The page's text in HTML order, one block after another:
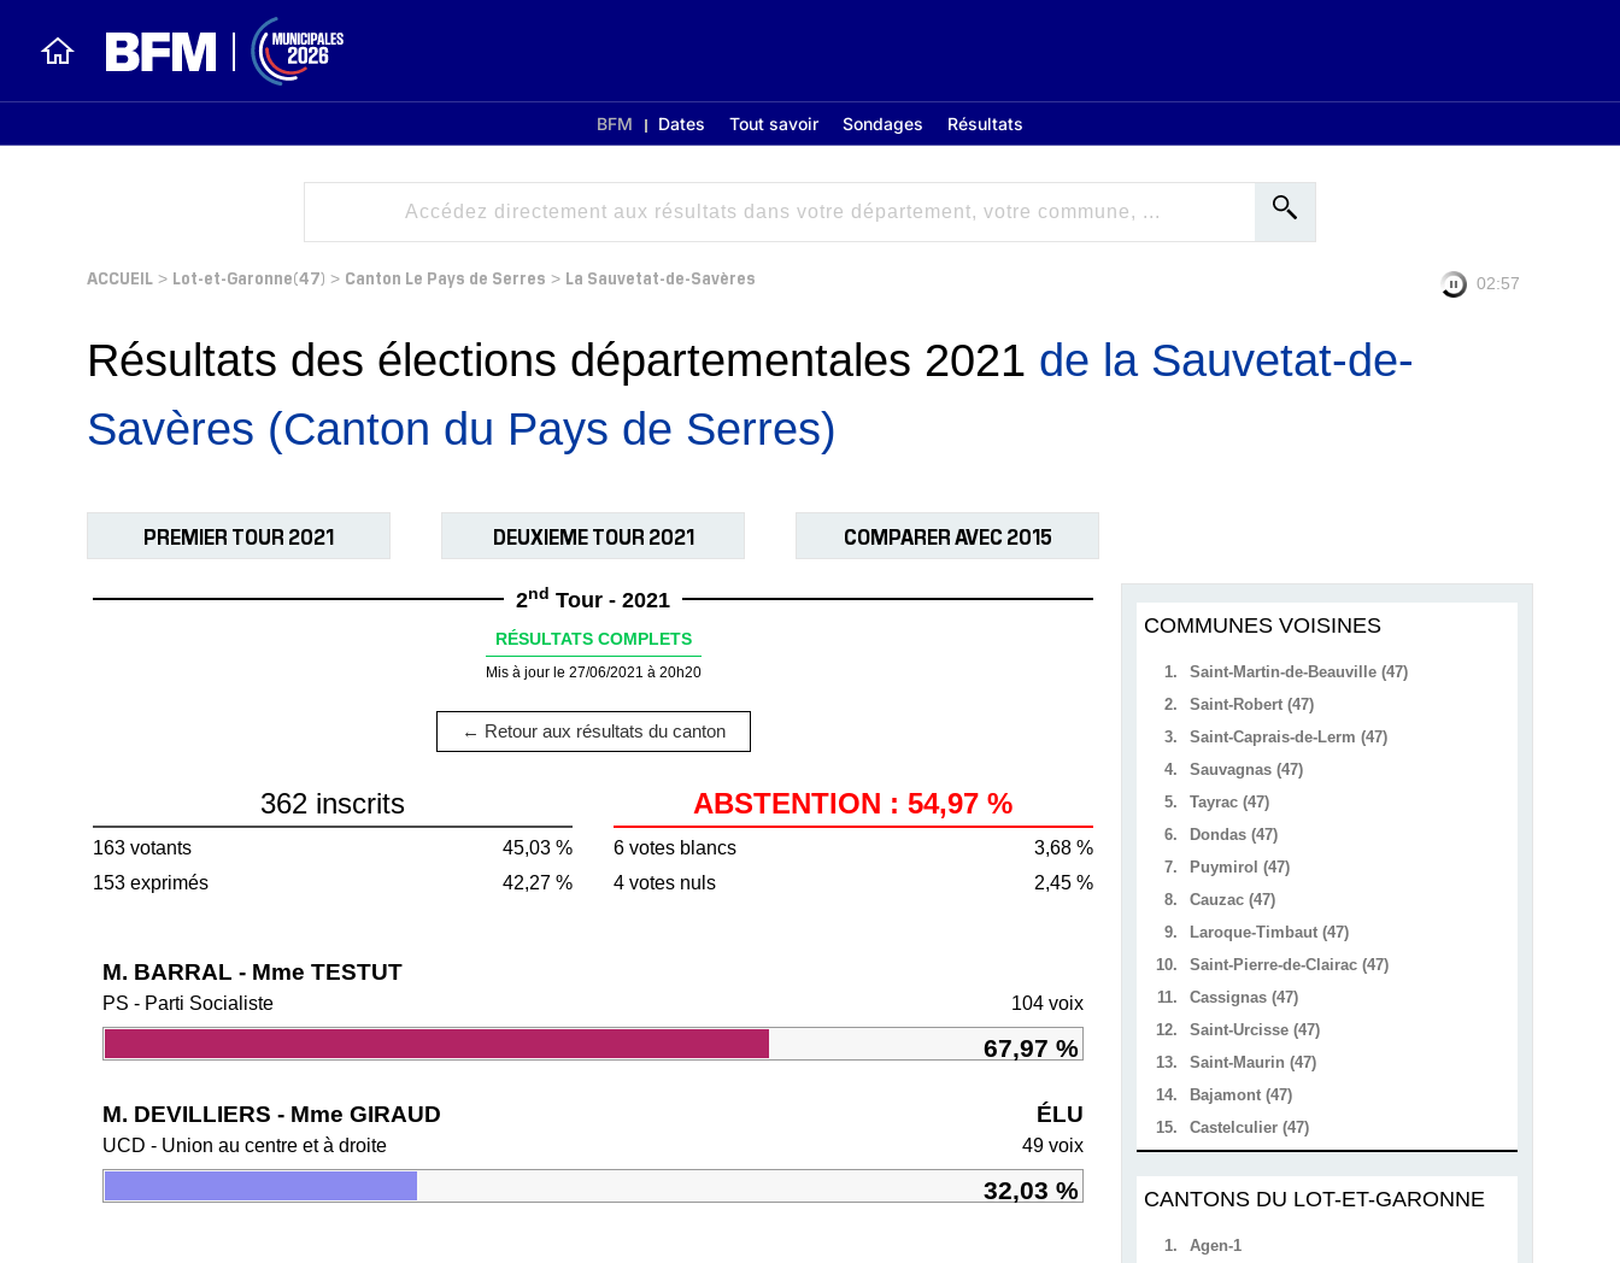
BFM Dates Tout savoir Sondages Résultats
ACCUEIL > Lot-et-Garonne(47) > Canton Le Pays de Serres > La Sauvetat-de-Savères 02:56
Résultats des élections départementales 2021 de la Sauvetat-de-
Savères (Canton du Pays de Serres)
PREMIER TOUR 2021 DEUXIEME TOUR 2021 COMPARER AVEC 2015
2nd Tour - 2021
RÉSULTATS COMPLETS
Mis à jour le 27/06/2021 à 20h20
← Retour aux résultats du canton
362 inscrits
163 votants
45,03 %
153 exprimés
42,27 %
ABSTENTION : 54,97 %
6 votes blancs
3,68 %
4 votes nuls
2,45 %
M. BARRAL - Mme TESTUT
PS - Parti Socialiste 104 voix
67,97 %
M. DEVILLIERS - Mme GIRAUD ÉLU
UCD - Union au centre et à droite 49 voix
32,03 %
COMMUNES VOISINES
1.
Saint-Martin-de-Beauville (47)
2.
Saint-Robert (47)
3.
Saint-Caprais-de-Lerm (47)
4.
Sauvagnas (47)
5.
Tayrac (47)
6.
Dondas (47)
7.
Puymirol (47)
8.
Cauzac (47)
9.
Laroque-Timbaut (47)
10.
Saint-Pierre-de-Clairac (47)
11.
Cassignas (47)
12.
Saint-Urcisse (47)
13.
Saint-Maurin (47)
14.
Bajamont (47)
15.
Castelculier (47)
CANTONS DU LOT-ET-GARONNE
1.
Agen-1